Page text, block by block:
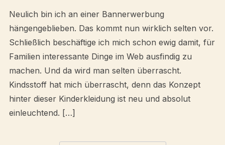
Neulich bin ich an einer Bannerwerbung
hängengeblieben. Das kommt nun wirklich selten vor.
Schließlich beschäftige ich mich schon ewig damit, für
Familien interessante Dinge im Web ausfindig zu
machen. Und da wird man selten überrascht.
Kindsstoff hat mich überrascht, denn das Konzept
hinter dieser Kinderkleidung ist neu und absolut
einleuchtend. […]